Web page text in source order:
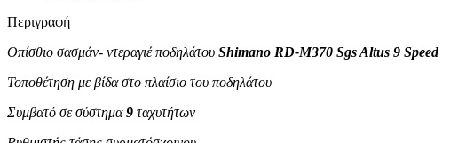
Περιγραφή
Οπίσθιο σασμάν- ντεραγιέ ποδηλάτου Shimano RD-M370 Sgs Altus 9 Speed
Τοποθέτηση με βίδα στο πλαίσιο του ποδηλάτου
Συμβατό σε σύστημα9 ταχυτήτων